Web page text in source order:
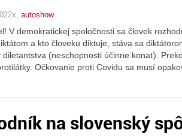
autoshow
V demokratickej spoločnosti sa človek
a kto človeku diktuje, stáva sa
(neschopnosti účinne konať).
Očkovanie proti Covidu sa musí
na slovenský